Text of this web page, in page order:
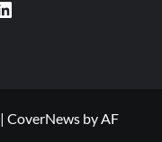
| CoverNews by AF